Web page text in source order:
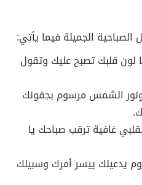
الجميلة فيما يأتي:
لون قلبك تصبح عليك وتقول
الشمس مرسوم بجفونك
غافية ترقب صباحك يا
يدعيلك ييسر أمرك وسبيلك